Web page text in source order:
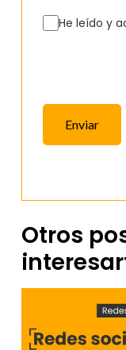
He leído y
Enviar
Otros